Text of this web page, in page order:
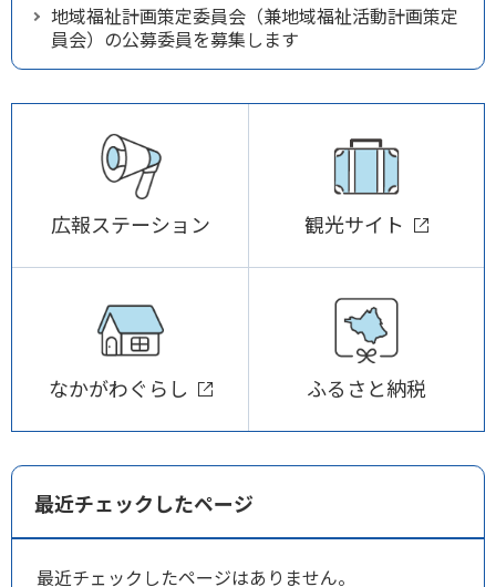
地域福祉計画策定委員会（兼地域福祉活動計画策定
員会）の公募委員を募集します
広報ステーション 観光サイト
なかがわぐらし ふるさと納税
最近チェックしたページ
最近チェックしたページはありません。